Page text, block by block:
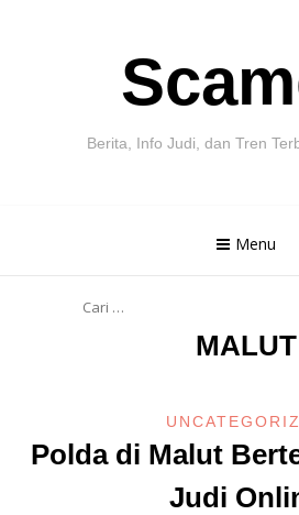
Berita, Info Judi, dan Tren
Menu
untuk:
MALUT
Polda di Malut
Judi